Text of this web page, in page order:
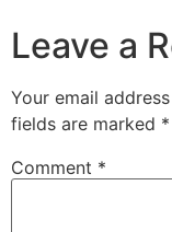
Leave a
Your email
fields are marked *
Comment *